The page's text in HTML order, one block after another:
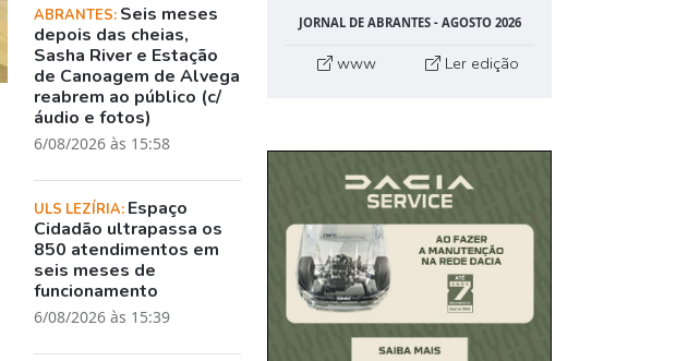
ABRANTES: Seis meses
depois das cheias,
Sasha River e Estação
de Canoagem de Alvega
reabrem ao público (c/
áudio e fotos)
6/08/2026 às 15:58
ULS LEZÍRIA: Espaço
Cidadão ultrapassa os
850 atendimentos em
seis meses de
funcionamento
6/08/2026 às 15:39
JORNAL DE ABRANTES - AGOSTO 2026
www Ler edição